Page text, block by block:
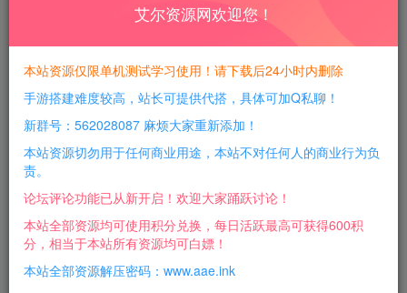
每日活跃最高可获得600积分！所有资源可以使用
积分免费兑换！
游戏介绍：
版本介绍：八界弑仙纪以人灭天“八界之力”“诸神黄昏”“疯
狂Buff”“奇幻域界“人与神的对抗”等众多独家功能等你探
索。
版本介绍：游戏剧情丰富《疯狂BUFF》《王城之争》《万
艾尔资源网欢迎您！
本站资源仅限单机测试学习使用！请下载后24小时内删除
手游搭建难度较高，站长可提供代搭，具体可加Q私聊！
新群号：562028087 麻烦大家重新添加！
本站资源切勿用于任何商业用途，本站不对任何人的商业行为负
责。
论坛评论功能已从新开启！欢迎大家踊跃讨论！
本站全部资源均可使用积分兑换，每日活跃最高可获得600积
分，相当于本站所有资源均可白嫖！
本站全部资源解压密码：www.aae.ink